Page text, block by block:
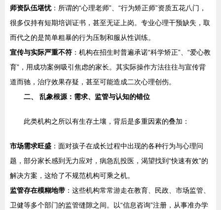
师资队伍堪忧：所谓的“心理老师”、“行为矫正师”资质五花八门，
很多仅持有短期培训证书，甚至无证上岗。专业心理干预缺失，取
而代之的是简单粗暴的行为压制和服从性训练。
宣传与实际严重不符 ：机构在招生时普遍承诺“科学矫正”、“爱心教
育”，用成功案例吸引焦虑的家长。其实际操作方法往往与宣传背
道而驰，治疗效果存疑，甚至可能造成二次心理创伤。
二、 乱象根源：需求、监管与认知的错位
此类机构之所以有生存土壤，背后是多重因素的叠加：
市场需求旺盛 ：面对孩子在成长过程中出现的各种行为与心理问
题，部分家长感到无力应对，病急乱投医，渴望找到“快速有效”的
解决方案，这给了不规范机构可乘之机。
监管存在模糊地带 ：这些机构常常游走在教育、民政、市场监管、
卫健等多个部门的监管缝隙之间。以“信息咨询”注册，从事准办学